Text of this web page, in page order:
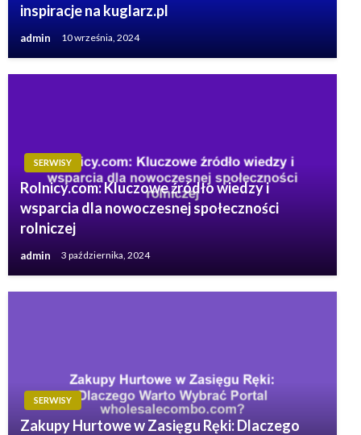
inspiracje na kuglarz.pl
admin 10 września, 2024
SERWISY
Rolnicy.com: Kluczowe źródło wiedzy i
wsparcia dla nowoczesnej społeczności
rolniczej
admin 3 października, 2024
SERWISY
Zakupy Hurtowe w Zasięgu Ręki: Dlaczego